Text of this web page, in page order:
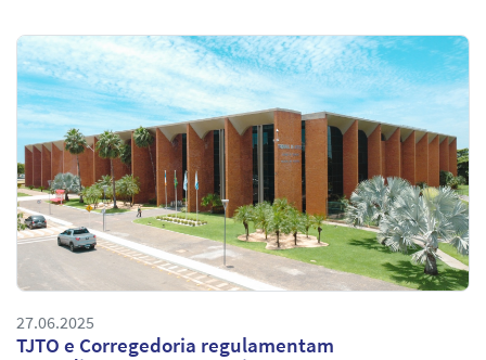
27.06.2025
TJTO e Corregedoria regulamentam